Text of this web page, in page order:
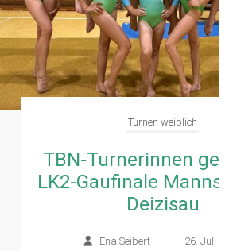
gewinnen
Mannschaft in
26. Juli 2026